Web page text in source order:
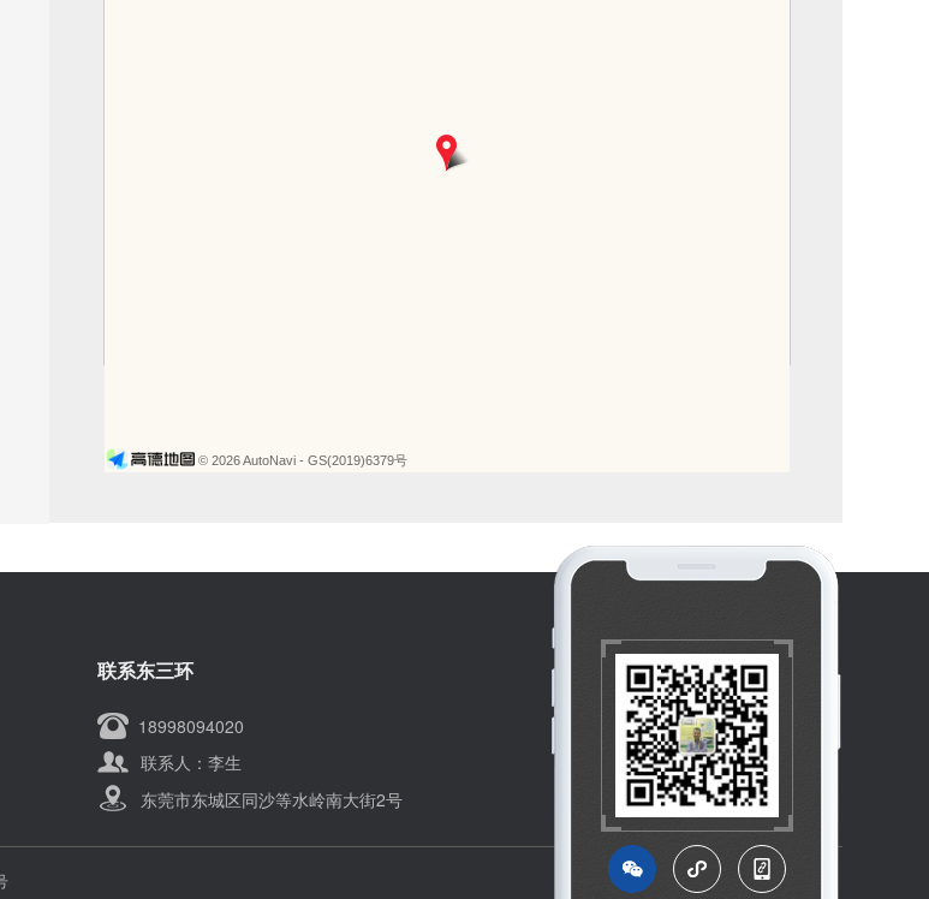
© 2026 AutoNavi - GS(2019)6379号
联系东三环
18998094020
联系人：李生
东莞市东城区同沙等水岭南大街2号